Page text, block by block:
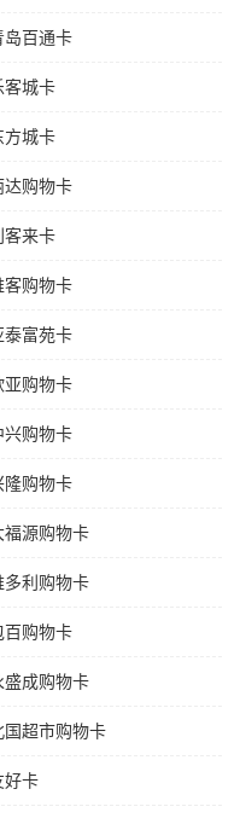
岛百通卡
客城卡
方城卡
达购物卡
客来卡
客购物卡
泰富苑卡
亚购物卡
兴购物卡
隆购物卡
福源购物卡
多利购物卡
百购物卡
盛成购物卡
超市购物卡
好卡